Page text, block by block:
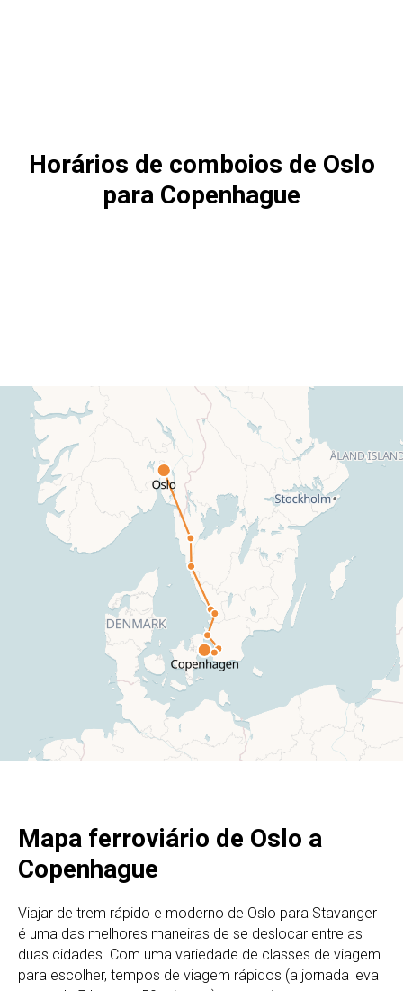
Horários de comboios de Oslo
para Copenhague
Mapa ferroviário de Oslo a
Copenhague
Viajar de trem rápido e moderno de Oslo para Stavanger
é uma das melhores maneiras de se deslocar entre as
duas cidades. Com uma variedade de classes de viagem
para escolher, tempos de viagem rápidos (a jornada leva